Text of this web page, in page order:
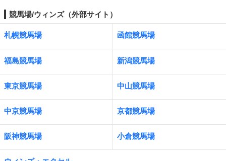
競馬場/ウィンズ（外部サイト）
札幌競馬場 函館競馬場
福島競馬場 新潟競馬場
東京競馬場 中山競馬場
中京競馬場 京都競馬場
阪神競馬場 小倉競馬場